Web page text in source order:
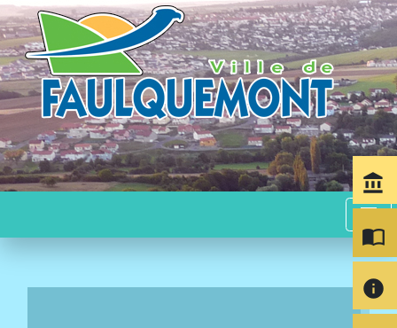
menu
account_balance
import_contacts
info